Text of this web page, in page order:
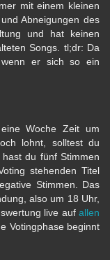
mit einem kleinen
Abneigungen des
und hat keinen
Songs. tl;dr: Da
er sich so ein
Woche Zeit um
lohnt, solltest du
du fünf Stimmen
stehenden Titel
Stimmen. Das
also um 18 Uhr,
live auf allen
Votingphase beginnt